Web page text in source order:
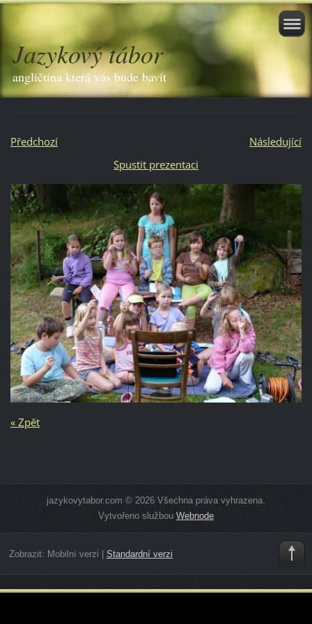
Jazykový tábor
angličtina která vás bude bavit
Předchozí
Následující
Spustit prezentaci
« Zpět
jazykovytabor.com © 2026 Všechna práva vyhrazena.
Vytvořeno službouWebnode
Zobrazit: Mobilní verzi Standardní verzi